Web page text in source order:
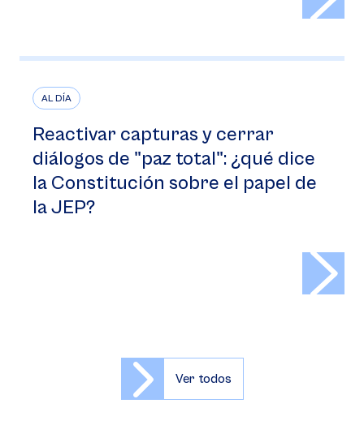
AL DÍA
Reactivar capturas y cerrar
diálogos de "paz total": ¿qué dice
la Constitución sobre el papel de
la JEP?
Ver todos